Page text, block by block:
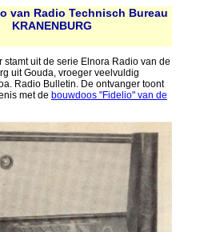
van Radio Technisch Bureau
KRANENBURG
stamt uit de serie Elnora Radio van de
uit Gouda, vroeger veelvuldig
Radio Bulletin. De ontvanger toont
met de bouwdoos "Fidelio" van de